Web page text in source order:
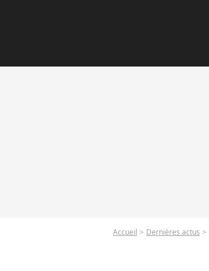
Accueil Dernières actus